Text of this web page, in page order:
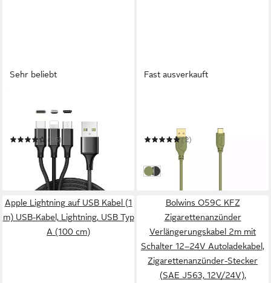
Sehr beliebt
Ladekabel 3 in 1 passt für
iPhone 17 16 15 Pro Max
Galaxy S25 S24 S23
Smartphone-Kabel
(36)
12,65 €
in 2-3 Werktagen bei dir
Fast ausverkauft
USB-Kabel(2)
ab 13,98 €
in 3-4 Werktagen bei dir
grünschwarz
Apple Lightning auf USB Kabel (1
m) USB-Kabel, Lightning, USB Typ
A (100 cm)
Bolwins O59C KFZ
Zigarettenanzünder
Verlängerungskabel 2m mit
Schalter 12–24V Autoladekabel,
Zigarettenanzünder-Stecker
(SAE J563, 12V/24V),